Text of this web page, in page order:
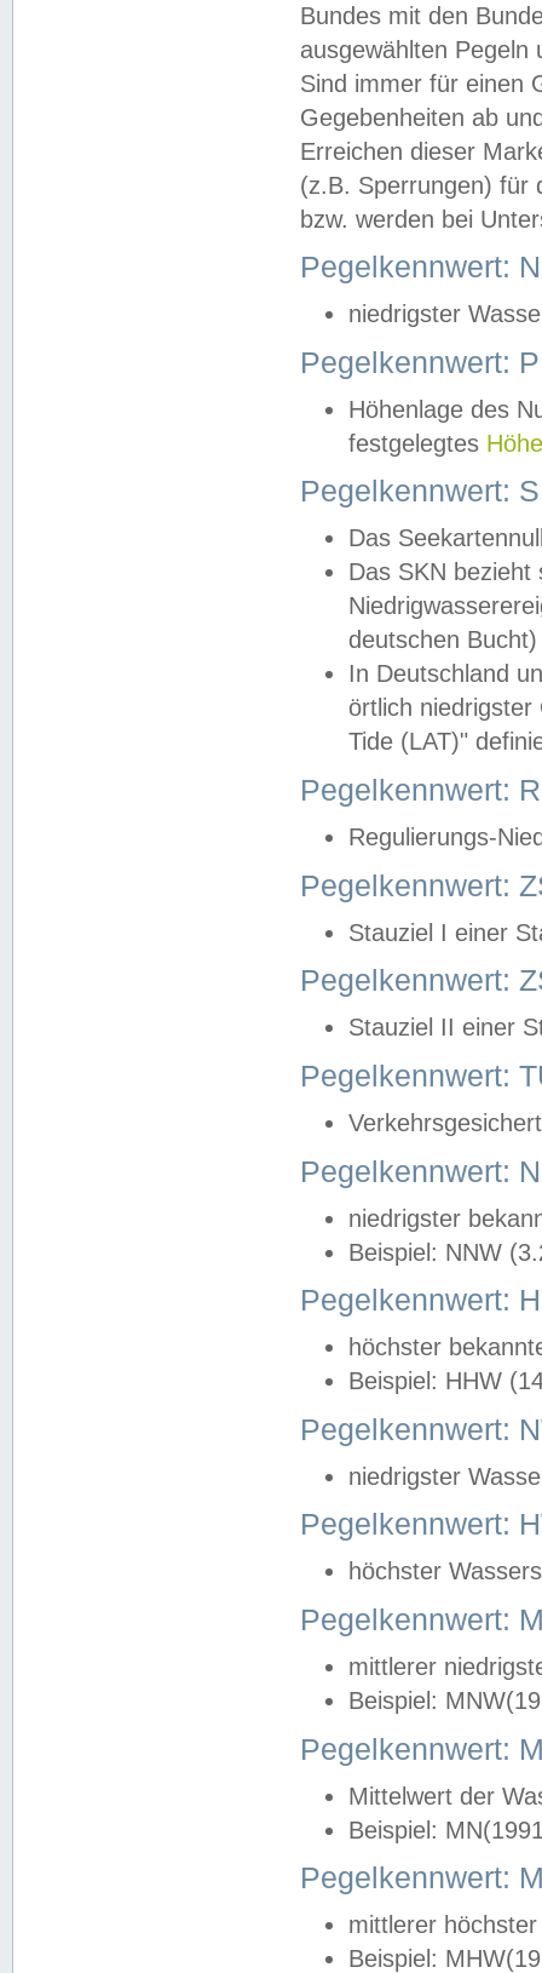
Bundes mit den
ausgewählten
Sind immer für einen
Gegebenheiten ab
Erreichen dieser
(z.B. Sperrungen) für
bzw. werden bei
Pegelkennwert:
niedrigster
Pegelkennwert:
Höhenlage des
festgelegtes
Pegelkennwert:
Das
Das SKN
deutschen
In Deutschland
örtlich
Tide (LAT)"
Pegelkennwert:
Regulierungs-
Pegelkennwert:
Stauziel I einer
Pegelkennwert:
Stauziel II einer
Pegelkennwert:
Pegelkennwert:
niedrigster
Beispiel: NNW
Pegelkennwert:
höchster
Beispiel: HHW
Pegelkennwert:
niedrigster
Pegelkennwert:
höchster
Pegelkennwert:
mittlerer
Beispiel:
Pegelkennwert:
Mittelwert der
Beispiel:
Pegelkennwert:
mittlerer
Beispiel: